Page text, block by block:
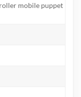
mobile puppet